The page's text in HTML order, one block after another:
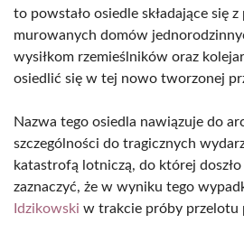
to powstało osiedle składające się
murowanych domów
wysiłkom rzemieślników oraz
osiedlić się w tej nowo tworzonej
Nazwa tego osiedla nawiązuje do
szczególności do tragicznych
katastrofą lotniczą, do której
zaznaczyć, że w wyniku tego
Idzikowski w trakcie próby przelotu